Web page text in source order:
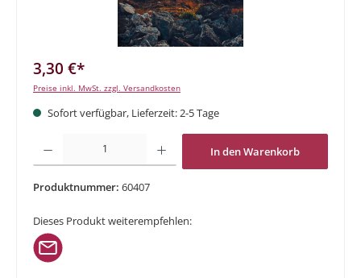
3,30 €*
Preise inkl. MwSt. zzgl. Versandkosten
Sofort verfügbar, Lieferzeit: 2-5 Tage
Produkt Anzahl: Gib den gewünschten Wert ein oder benutze die Schaltflächen um
In den Warenkorb
Produktnummer: 60407
Dieses Produkt weiterempfehlen: